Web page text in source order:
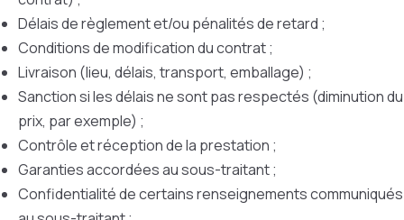
Délais de règlement et/ou pénalités de retard ;
Conditions de modification du contrat ;
Livraison (lieu, délais, transport, emballage) ;
Sanction si les délais ne sont pas respectés (diminution du
prix, par exemple) ;
Contrôle et réception de la prestation ;
Garanties accordées au sous-traitant ;
Confidentialité de certains renseignements communiqués